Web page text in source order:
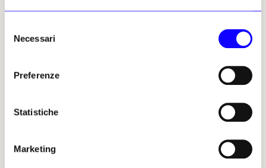
delNecessari
Preferenze
Statistiche
Marketing
una miniera di dati del Belvedere
del Belvedere ha reso accessibili in una
1918-2023 e rendendo disponibili per
ciascuna mostra i dati identificativi, le